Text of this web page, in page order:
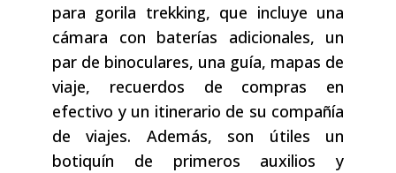
para gorila trekking, que incluye una
cámara con baterías adicionales, un
par de binoculares, una guía, mapas de
viaje, recuerdos de compras en
efectivo y un itinerario de su compañía
de viajes. Además, son útiles un
botiquín de primeros auxilios y